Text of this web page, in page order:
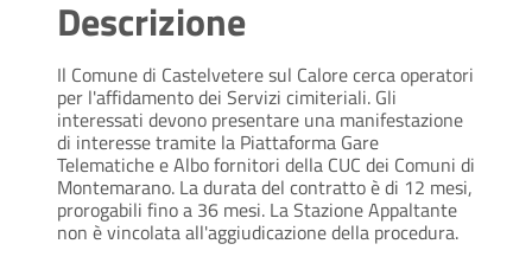
Descrizione
Il Comune di Castelvetere sul Calore cerca operatori
per l'affidamento dei Servizi cimiteriali. Gli
interessati devono presentare una manifestazione
di interesse tramite la Piattaforma Gare
Telematiche e Albo fornitori della CUC dei Comuni di
Montemarano. La durata del contratto è di 12 mesi,
prorogabili fino a 36 mesi. La Stazione Appaltante
non è vincolata all'aggiudicazione della procedura.